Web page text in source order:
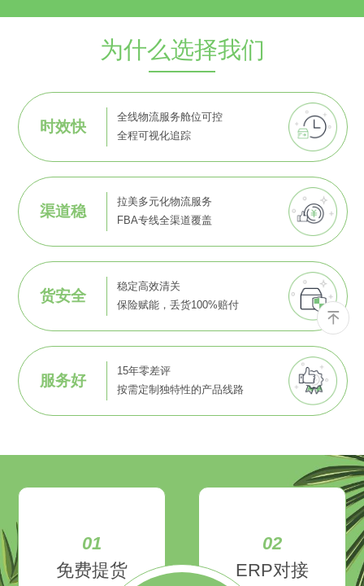
为什么选择我们
时效快
全线物流服务舱位可控
全程可视化追踪
渠道稳
拉美多元化物流服务
FBA专线全渠道覆盖
货安全
稳定高效清关
保险赋能，丢货100%赔付
服务好
15年零差评
按需定制独特性的产品线路
01
免费提货
02
ERP对接